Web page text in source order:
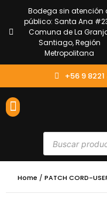
Bodega sin atención
público: Santa Ana
Comuna de La
Santiago, Región
Metropolitana
+56 9
Home / PATCH CORD-